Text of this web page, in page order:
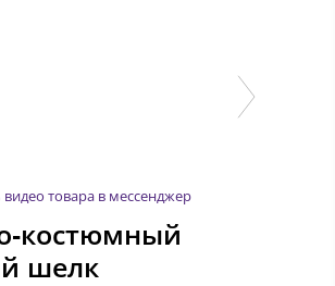
товара в мессенджер
костюмный
шелк